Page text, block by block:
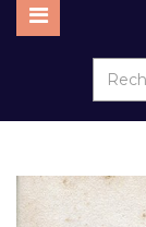
Basculer
la
navigation
New